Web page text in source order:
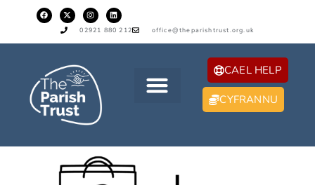
02921 880 212 office@theparishtrust.org.uk
CAEL HELP
CYFRANNU